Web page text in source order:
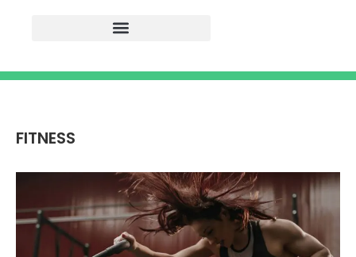
FITNESS